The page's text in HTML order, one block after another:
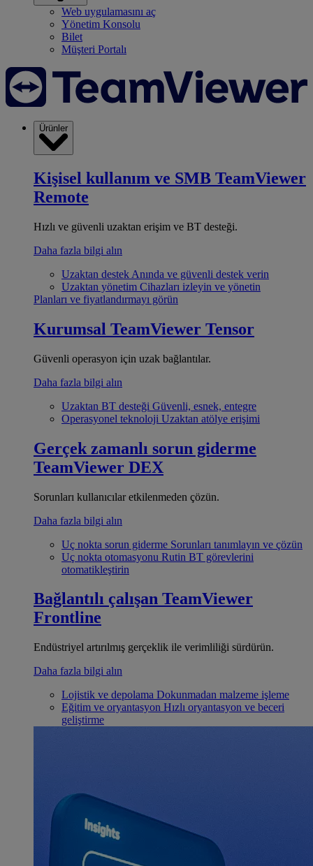
Web uygulamasını aç
Yönetim Konsolu
Bilet
Müşteri Portalı
Ürünler
Kişisel kullanım ve SMB TeamViewer
Remote
Hızlı ve güvenli uzaktan erişim ve BT desteği.
Daha fazla bilgi alın
Uzaktan destek Anında ve güvenli destek verin
Uzaktan yönetim Cihazları izleyin ve yönetin
Planları ve fiyatlandırmayı görün
Kurumsal TeamViewer Tensor
Güvenli operasyon için uzak bağlantılar.
Daha fazla bilgi alın
Uzaktan BT desteği Güvenli, esnek, entegre
Operasyonel teknoloji Uzaktan atölye erişimi
Gerçek zamanlı sorun giderme
TeamViewer DEX
Sorunları kullanıcılar etkilenmeden çözün.
Daha fazla bilgi alın
Uç nokta sorun giderme Sorunları tanımlayın ve çözün
Uç nokta otomasyonu Rutin BT görevlerini
otomatikleştirin
Bağlantılı çalışan TeamViewer
Frontline
Endüstriyel artırılmış gerçeklik ile verimliliği sürdürün.
Daha fazla bilgi alın
Lojistik ve depolama Dokunmadan malzeme işleme
Eğitim ve oryantasyon Hızlı oryantasyon ve beceri
geliştirme